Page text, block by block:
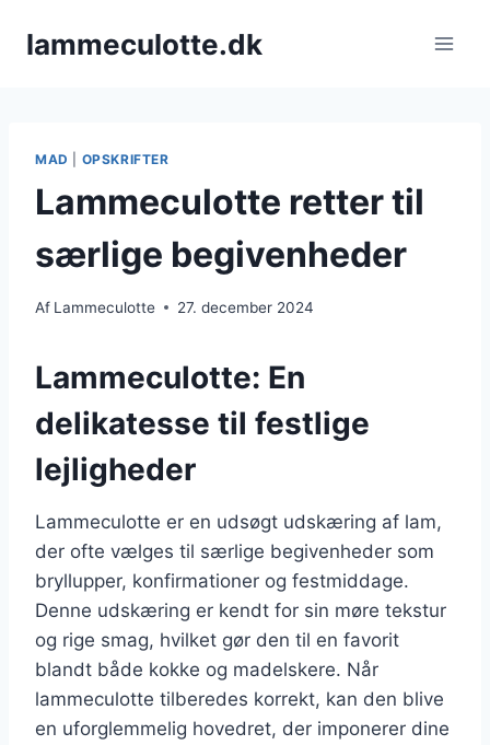
lammeculotte.dk
MAD OPSKRIFTER
Lammeculotte retter til
særlige begivenheder
Af Lammeculotte 27. december 2024
Lammeculotte: En
delikatesse til festlige
lejligheder
Lammeculotte er en udsøgt udskæring af lam,
der ofte vælges til særlige begivenheder som
bryllupper, konfirmationer og festmiddage.
Denne udskæring er kendt for sin møre tekstur
og rige smag, hvilket gør den til en favorit
blandt både kokke og madelskere. Når
lammeculotte tilberedes korrekt, kan den blive
en uforglemmelig hovedret, der imponerer dine